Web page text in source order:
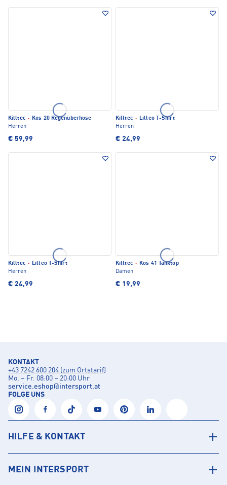
Killtec · Kos 20 Regenüberhose
Herren
€ 59,99
Killtec · Lilleo T-Shirt
Herren
€ 24,99
Killtec · Lilleo T-Shirt
Herren
€ 24,99
Killtec · Kos 41 Tanktop
Damen
€ 19,99
KONTAKT
+43 7242 600 204 (zum Ortstarif)
Mo. – Fr. 08:00 – 20:00 Uhr
service.eshop@intersport.at
FOLGE UNS
HILFE & KONTAKT
MEIN INTERSPORT